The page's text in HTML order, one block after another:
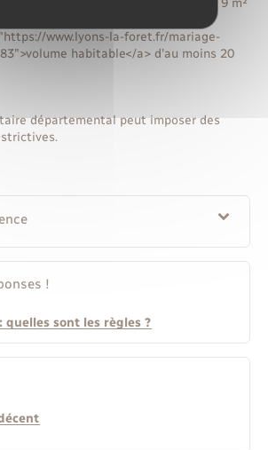
plafond d'au moins 2,20 m
www.lyons-la-foret.fr/mariage-
habitable</a> d'au moins 20
départemental peut imposer des
!
quelles sont les règles ?